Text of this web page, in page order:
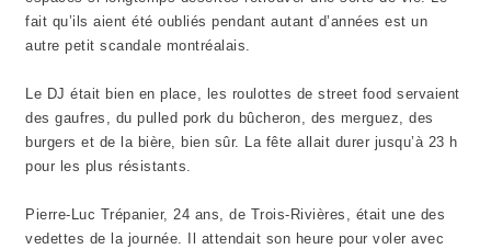
fait qu’ils aient été oubliés pendant autant d’années est un
autre petit scandale montréalais.
Le DJ était bien en place, les roulottes de street food servaient
des gaufres, du pulled pork du bûcheron, des merguez, des
burgers et de la bière, bien sûr. La fête allait durer jusqu’à 23 h
pour les plus résistants.
Pierre-Luc Trépanier, 24 ans, de Trois-Rivières, était une des
vedettes de la journée. Il attendait son heure pour voler avec